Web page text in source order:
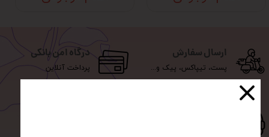
ارسال سفارش
پست، تیپاکس، پیک و...
درگاه امن بانکی
پرداخت آنلاین